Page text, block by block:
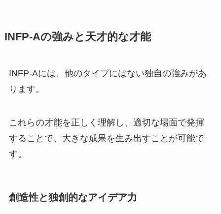
INFP-Aの強みと天才的な才能
INFP-Aには、他のタイプにはない独自の強みがあ
ります。
これらの才能を正しく理解し、適切な場面で発揮
することで、大きな成果を生み出すことが可能で
す。
創造性と独創的なアイデア力